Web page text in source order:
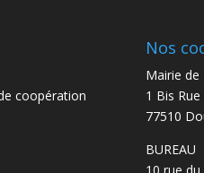
Nos
Mairie de
1 Bis
77510
BUREAU
10 rue du